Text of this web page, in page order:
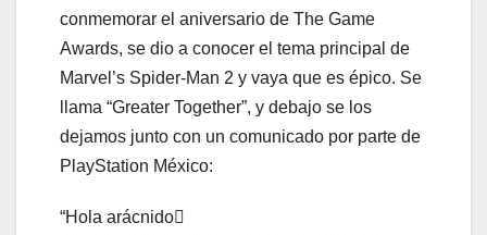
conmemorar el aniversario de The Game
Awards, se dio a conocer el tema principal de
Marvel’s Spider-Man 2 y vaya que es épico. Se
llama “Greater Together”, y debajo se los
dejamos junto con un comunicado por parte de
PlayStation México:
“Hola arácnido